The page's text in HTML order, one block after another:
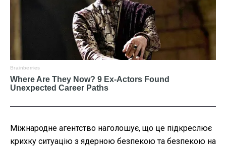
Міжнародне агентство наголошує, що це підкреслює
крихку ситуацію з ядерною безпекою та безпекою на